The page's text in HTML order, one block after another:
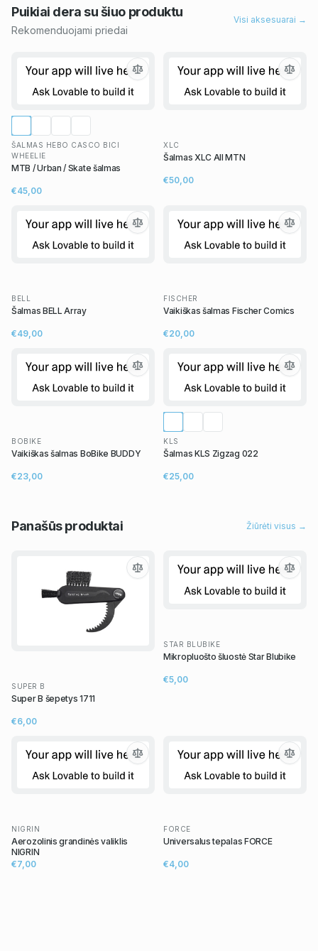
Puikiai dera su šiuo produktu
Rekomenduojami priedai
Visi aksesuarai →
ŠALMAS HEBO CASCO BICI
WHEELIE
MTB / Urban / Skate šalmas
€45,00
XLC
Šalmas XLC All MTN
€50,00
BELL
Šalmas BELL Array
€49,00
FISCHER
Vaikiškas šalmas Fischer Comics
€20,00
BOBIKE
Vaikiškas šalmas BoBike BUDDY
€23,00
KLS
Šalmas KLS Zigzag 022
€25,00
Panašūsproduktai Žiūrėti visus →
SUPER B
Super B šepetys 1711
€6,00
STAR BLUBIKE
Mikropluošto šluostė Star Blubike
€5,00
NIGRIN
Aerozolinis grandinės valiklis
NIGRIN
€7,00
FORCE
Universalus tepalas FORCE
€4,00